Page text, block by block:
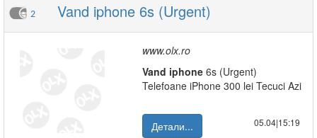
2 Vand iphone 6s (Urgent)
www.olx.ro
Vand iphone 6s (Urgent)
Telefoane iPhone 300 lei Tecuci Azi
Детали... 05.04|15:19